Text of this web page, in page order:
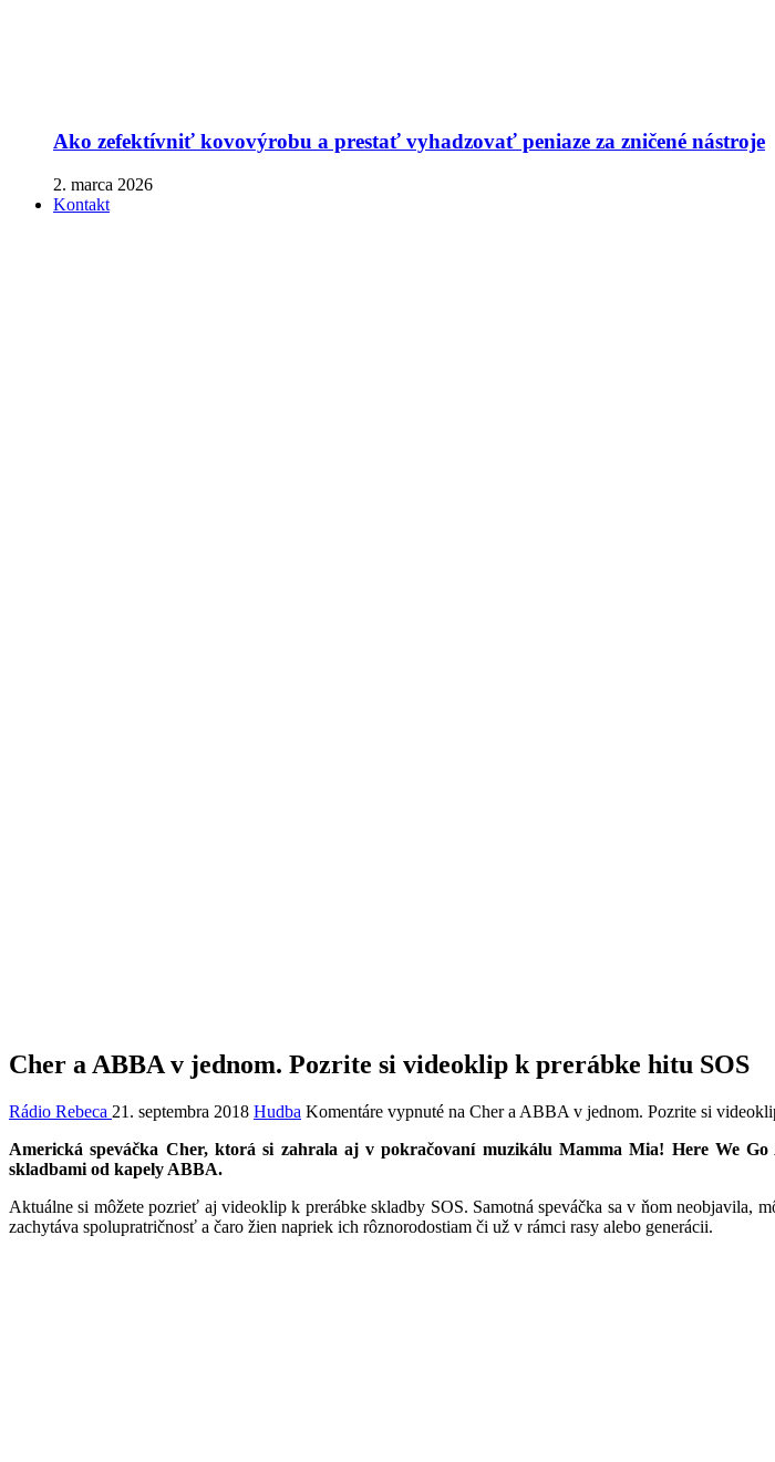
Ako zefektívniť kovovýrobu a prestať vyhadzovať peniaze za zničené nástroje
2. marca 2026
Kontakt
Cher a ABBA v jednom. Pozrite si videoklip k prerábke hitu SOS
Rádio Rebeca 21. septembra 2018 Hudba Komentáre vypnuté na Cher a ABBA v jednom. Pozrite si
Americká speváčka Cher, ktorá si zahrala aj v pokračovaní muzikálu Mamma Mia! Here We
skladbami od kapely ABBA.
Aktuálne si môžete pozrieť aj videoklip k prerábke skladby SOS. Samotná speváčka sa v ňom
zachytáva spolupratričnosť a čaro žien napriek ich rôznorodostiam či už v rámci rasy alebo generácii.